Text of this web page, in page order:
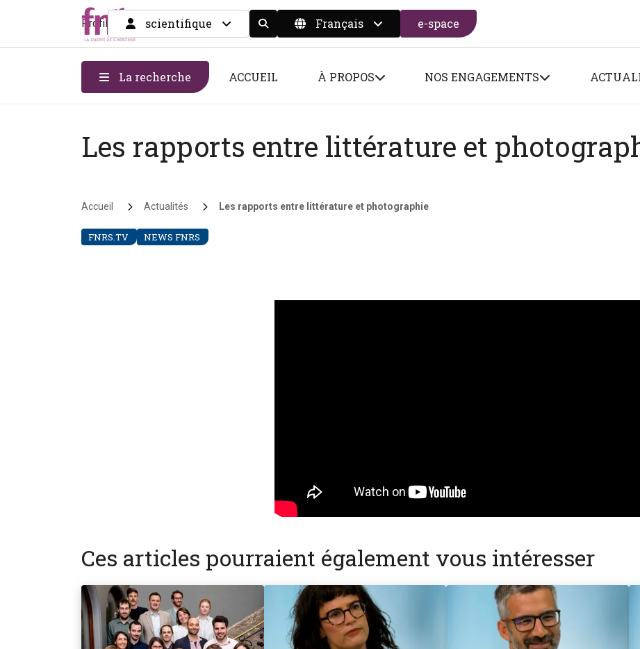
Profil scientifique Display the search form
Français e-space
La recherche ACCUEIL À PROPOS NOS ENGAGEMENTS
Les rapports entre littérature et
Fil d'Ariane
Accueil Actualités Les rapports entre littérature et photographie
FNRS.TV NEWS FNRS
Ces articles pourraient également vous intéresser